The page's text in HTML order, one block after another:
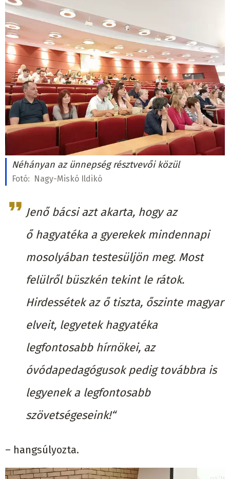
Néhányan az ünnepség résztvevői közül
Fotó: Nagy-Miskó Ildikó
Jenő bácsi azt akarta, hogy az
ő hagyatéka a gyerekek mindennapi
mosolyában testesüljön meg. Most
felülről büszkén tekint le rátok.
Hirdessétek az ő tiszta, őszinte magyar
elveit, legyetek hagyatéka
legfontosabb hírnökei, az
óvódapedagógusok pedig továbbra is
legyenek a legfontosabb
szövetségeseink!“
– hangsúlyozta.